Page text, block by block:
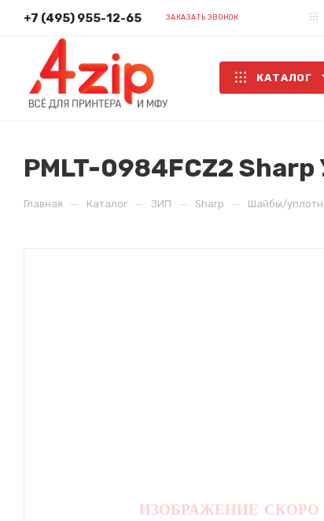
+7 (495) 955-12-65 ЗАКАЗАТЬ ЗВОНОК
КАТАЛОГ
PMLT-0984FCZ2
Главная — Каталог — ЗИП — Sharp — Шайбы/